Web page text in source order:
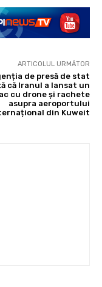
ARTICOLUL URMĂTOR
de presă de stat
că Iranul a lansat un
cu drone și rachete
asupra aeroportului
din Kuweit